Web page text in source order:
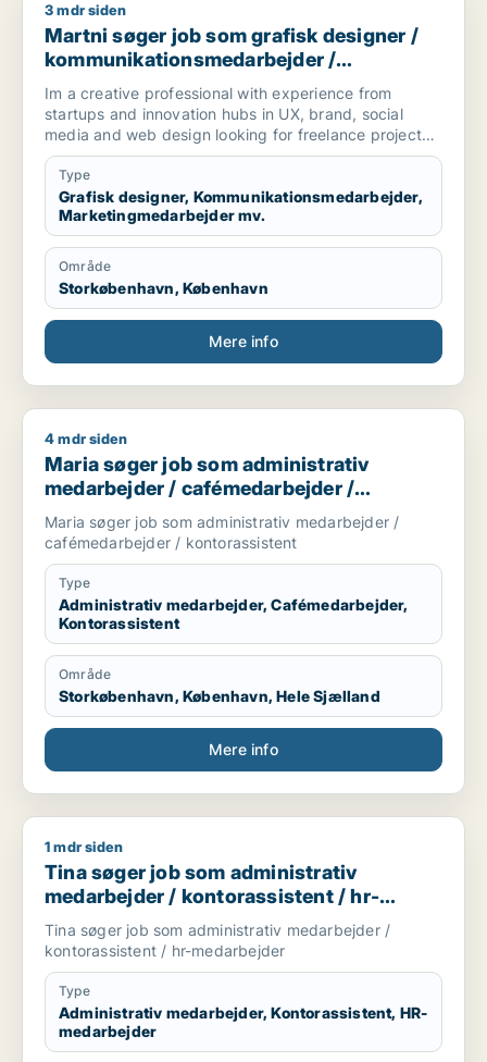
Martni søger job som grafisk designer /
3 mdr siden
Martni søger job som grafisk designer /
kommunikationsmedarbejder /
marketingmedarbejder / kreativ
medarbejder / produktspecialist
Im a creative professional with experience from
startups and innovation hubs in UX, brand, social
media and web design looking for freelance projects,
part-time and full-time roles.
[xxxxx]
Type
Grafisk designer, Kommunikationsmedarbejder,
Marketingmedarbejder mv.
Område
Storkøbenhavn, København
Mere info
Maria søger job som administrativ medarbejder /
4 mdr siden
Maria søger job som administrativ
medarbejder / cafémedarbejder /
kontorassistent
Maria søger job som administrativ medarbejder /
cafémedarbejder / kontorassistent
Type
Administrativ medarbejder, Cafémedarbejder,
Kontorassistent
Område
Storkøbenhavn, København, Hele Sjælland
Mere info
Tina søger job som administrativ medarbejder /
1 mdr siden
Tina søger job som administrativ
medarbejder / kontorassistent / hr-
medarbejder
Tina søger job som administrativ medarbejder /
kontorassistent / hr-medarbejder
Type
Administrativ medarbejder, Kontorassistent, HR-
medarbejder